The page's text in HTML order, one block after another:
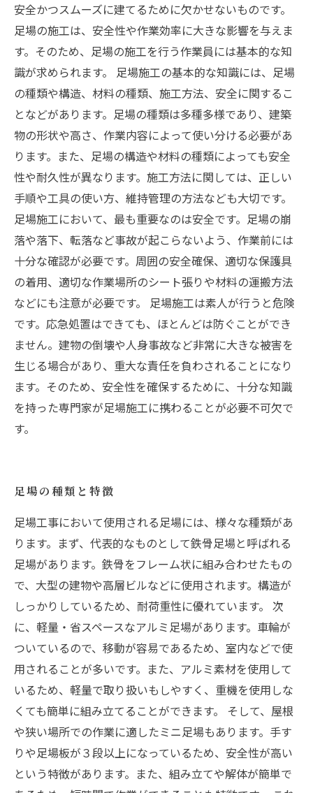
安全かつスムーズに建てるために欠かせないものです。
足場の施工は、安全性や作業効率に大きな影響を与えま
す。そのため、足場の施工を行う作業員には基本的な知
識が求められます。 足場施工の基本的な知識には、足場
の種類や構造、材料の種類、施工方法、安全に関するこ
となどがあります。足場の種類は多種多様であり、建築
物の形状や高さ、作業内容によって使い分ける必要があ
ります。また、足場の構造や材料の種類によっても安全
性や耐久性が異なります。施工方法に関しては、正しい
手順や工具の使い方、維持管理の方法なども大切です。
足場施工において、最も重要なのは安全です。足場の崩
落や落下、転落など事故が起こらないよう、作業前には
十分な確認が必要です。周囲の安全確保、適切な保護具
の着用、適切な作業場所のシート張りや材料の運搬方法
などにも注意が必要です。 足場施工は素人が行うと危険
です。応急処置はできても、ほとんどは防ぐことができ
ません。建物の倒壊や人身事故など非常に大きな被害を
生じる場合があり、重大な責任を負わされることになり
ます。そのため、安全性を確保するために、十分な知識
を持った専門家が足場施工に携わることが必要不可欠で
す。
足場の種類と特徴
足場工事において使用される足場には、様々な種類があ
ります。まず、代表的なものとして鉄骨足場と呼ばれる
足場があります。鉄骨をフレーム状に組み合わせたもの
で、大型の建物や高層ビルなどに使用されます。構造が
しっかりしているため、耐荷重性に優れています。 次
に、軽量・省スペースなアルミ足場があります。車輪が
ついているので、移動が容易であるため、室内などで使
用されることが多いです。また、アルミ素材を使用して
いるため、軽量で取り扱いもしやすく、重機を使用しな
くても簡単に組み立てることができます。 そして、屋根
や狭い場所での作業に適したミニ足場もあります。手す
りや足場板が３段以上になっているため、安全性が高い
という特徴があります。また、組み立てや解体が簡単で